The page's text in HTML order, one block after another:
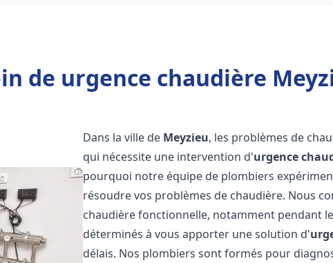
de urgence chaudière
Dans la ville de Meyzieu, les problèmes de
qui nécessite une intervention d'urgence
pourquoi notre équipe de plombiers
résoudre vos problèmes de chaudière. Nous
chaudière fonctionnelle, notamment pendant
déterminés à vous apporter une solution d'
délais. Nos plombiers sont formés pour